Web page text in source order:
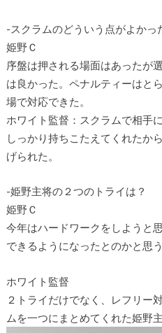
-スクラムのどういう点がよかっ
姫野Ｃ
序盤は押される場面はあったが
は良かった。ペナルティーはと
場で対応できた。
ホワイト監督：スクラムで相手
しっかり持ちこたえてくれたか
げられた。
-姫野主将の２つのトライは？
姫野Ｃ
今年はハードワークをしようと
できるようになったとのかと思う
ホワイト監督
２トライだけでなく、レフリー
ムを一つにまとめてくれた姫野